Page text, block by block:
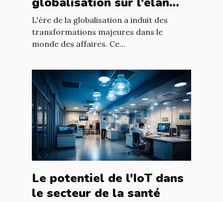
des affaires
L'ère de la globalisation a induit des
transformations majeures dans le
monde des affaires. Ce...
Le potentiel de l'IoT dans
le secteur de la santé